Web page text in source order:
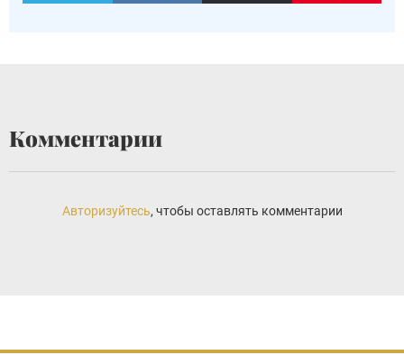
Комментарии
Авторизуйтесь, чтобы оставлять комментарии